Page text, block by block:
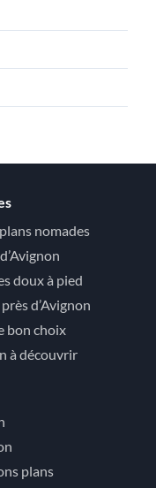
nomades
doux à pied
d’Avignon
bon choix
à découvrir
plans